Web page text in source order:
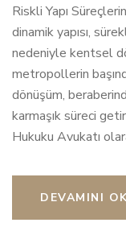
Riskli Yapı
dinamik yapısı,
nedeniyle kentsel
metropollerin
dönüşüm,
karmaşık süreci
Hukuku Avukatı
DEVAMINI